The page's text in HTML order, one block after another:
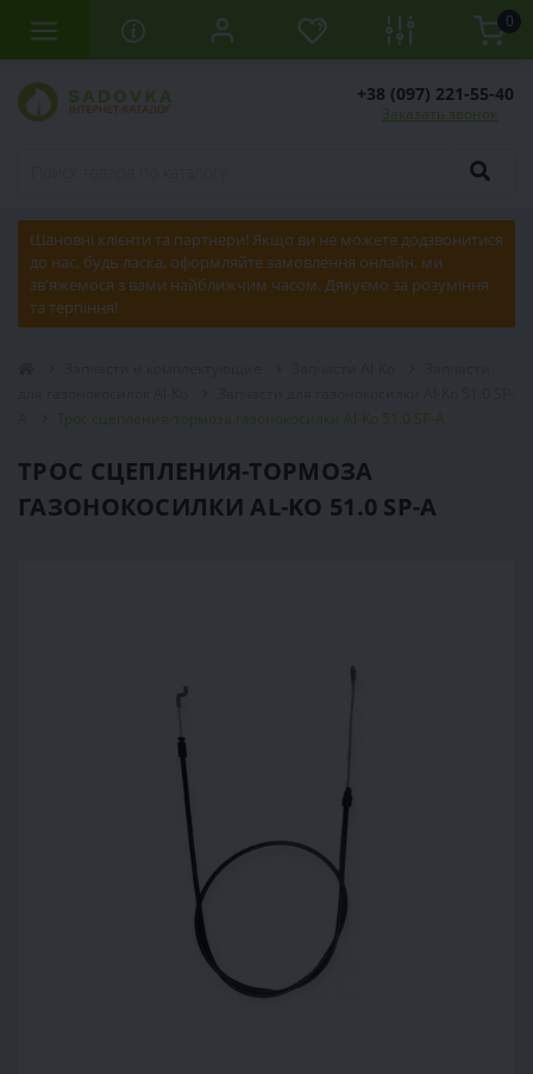
0
+38 (097) 221-55-40
Заказать звонок
Шановні клієнти та партнери! Якщо ви не можете додзвонитися
до нас, будь ласка, оформляйте замовлення онлайн, ми
зв'яжемося з вами найближчим часом. Дякуємо за розуміння
та терпіння!
Трос сцепления-тормоза газонокосилки Al-Ko 51.0 SP-A
ТРОС СЦЕПЛЕНИЯ-ТОРМОЗА
ГАЗОНОКОСИЛКИ AL-KO 51.0 SP-A